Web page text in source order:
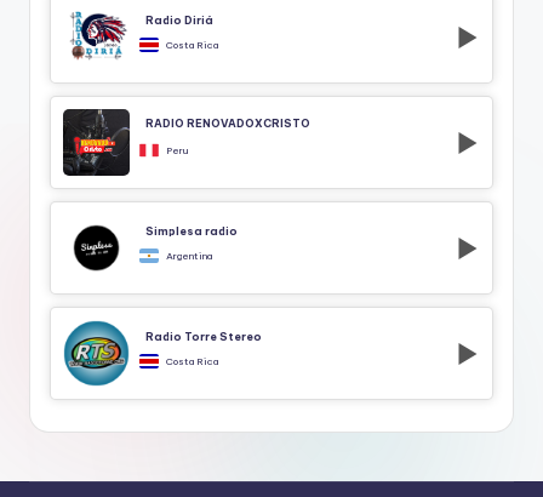
Radio Diriá
Costa Rica
RADIO RENOVADOXCRISTO
Peru
Simplesa radio
Argentina
Radio Torre Stereo
Costa Rica